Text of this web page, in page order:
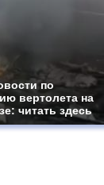
по
вертолета на
читать здесь